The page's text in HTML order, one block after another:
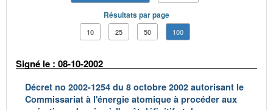
Résultats par page
10 25 50 100
Signé le : 08-10-2002
Décret no 2002-1254 du 8 octobre 2002 autorisant le
Commissariat à l'énergie atomique à procéder aux